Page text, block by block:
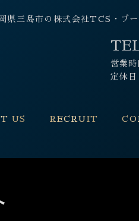
三島市の株式会社TCS・ブー
営業
定休日
US RECRUIT